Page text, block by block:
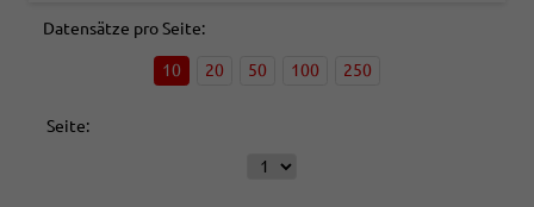
Datensätze pro Seite:
10 20 50 100 250
Seite: